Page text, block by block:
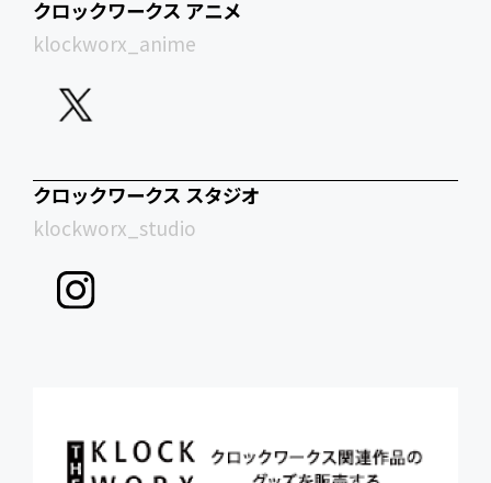
クロックワークス アニメ
klockworx_anime
クロックワークス スタジオ
klockworx_studio